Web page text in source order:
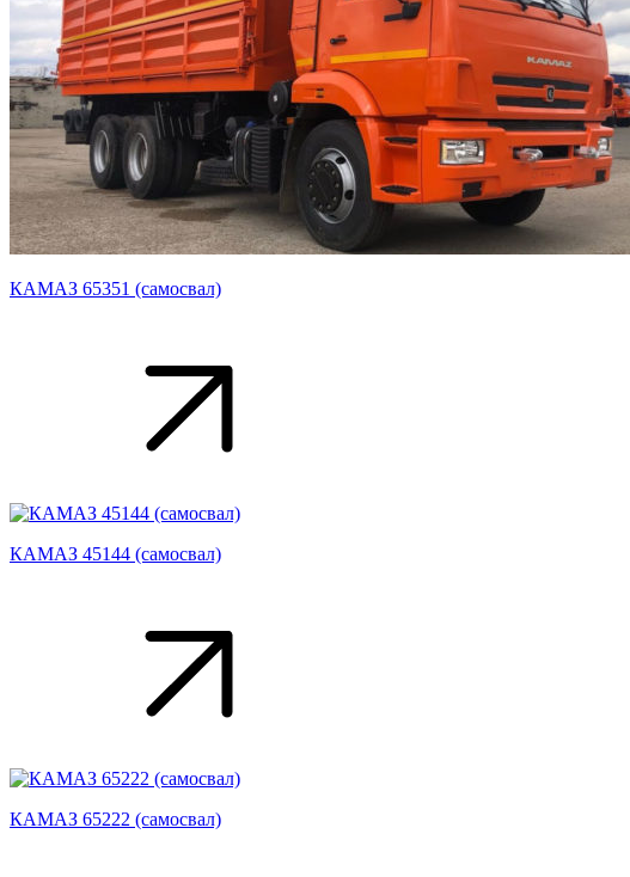
КАМАЗ 65351 (самосвал)
КАМАЗ 45144 (самосвал)
КАМАЗ 65222 (самосвал)